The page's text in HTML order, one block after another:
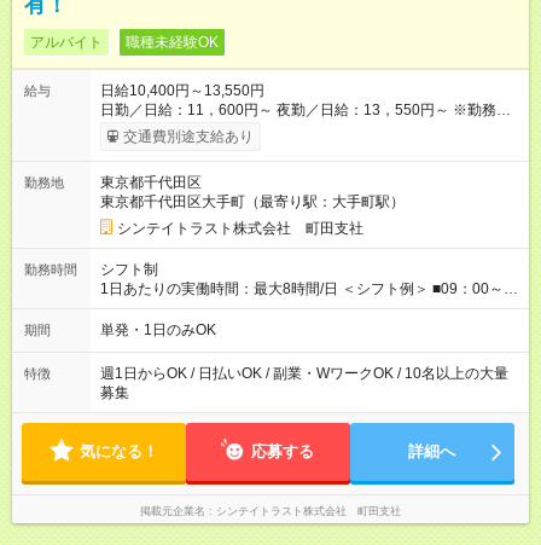
有！
アルバイト 職種未経験OK
給与
日給10,400円～13,550円
日勤／日給：11，600円～ 夜勤／日給：13，550円～ ※勤務数
が週2日以下の場合 日勤／日給：10，400円 夜勤／日給：12，
350円 ■交通費別途全額支給 ※規定あり ■支払方法：日払い └日
⇒希望をお聞かせください♪ ■各種資格手当あり ■残業手当あり ■
日給保障あり └早く終わっても”全額”支給！ ・－・－・ ≪ 法定
研修 ≫ 研修時の給与： 日給10，000円×3日間（24時間） ＝研
修費として合計30，000円支給 ＋交通費全額支給 ※規定あり
【試用期間】試用期間なし
交通費別途支給あり
勤務地
東京都千代田区
東京都千代田区大手町（最寄り駅：大手町駅）
シンテイトラスト株式会社 町田支社
勤務時間
シフト制
1日あたりの実働時間：最大8時間/日 ＜シフト例＞ ■09：00～
18：00 ■20：00～翌5：00 など！ 上記時間内で、 実働8時
間・休憩1時間／日
期間 単発・1日のみOK
特徴
週1日からOK / 日払いOK / 副業・WワークOK / 10名以上の大量
募集
気になる！ 応募する 詳細へ
掲載元企業名 シンテイトラスト株式会社 町田支社